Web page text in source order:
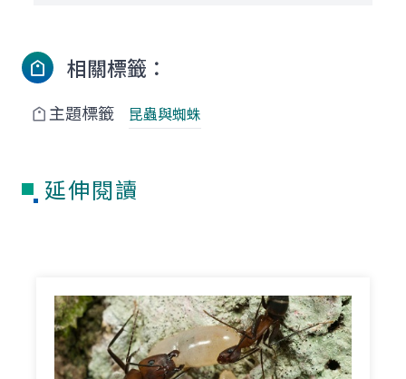
相關標籤：
主題標籤 昆蟲與蜘蛛
延伸閱讀